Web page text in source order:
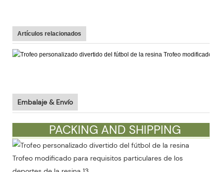
Artículos relacionados
Embalaje & Envío
PACKING AND SHIPPING